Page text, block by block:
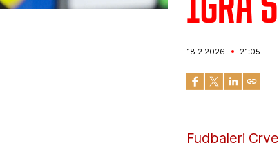
18.2.2026 21:05
Fudbaleri